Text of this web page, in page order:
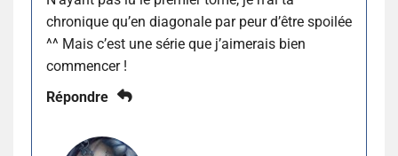
chronique qu’en diagonale par peur d’être spoilée
^^ Mais c’est une série que j’aimerais bien
commencer !
Répondre